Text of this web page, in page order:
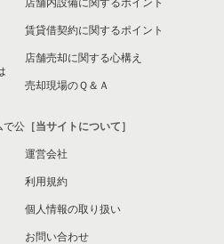
き売却物件の案件一覧
き売却物件の案件一覧
売却物件の案件一覧
物件の案件一覧
物件の案件一覧
き売却物件の案件一覧
で公
店舗内設備に関するポイント
賃貸借契約に関するポイント
店舗売却に関する心構え
売却現場のＱ＆Ａ
［当サイトについて］
運営会社
利用規約
個人情報の取り扱い
お問い合わせ